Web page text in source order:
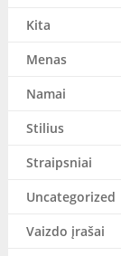
Kita
Menas
Namai
Stilius
Straipsniai
Uncategorized
Vaizdo įrašai